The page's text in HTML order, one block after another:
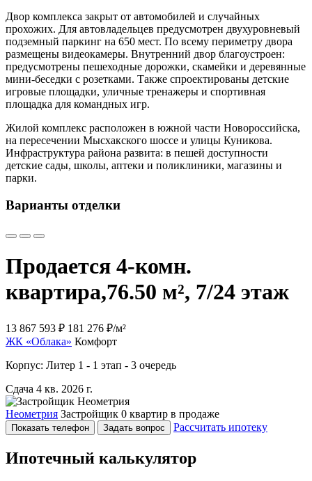
Двор комплекса закрыт от автомобилей и случайных
прохожих. Для автовладельцев предусмотрен двухуровневый
подземный паркинг на 650 мест. По всему периметру двора
размещены видеокамеры. Внутренний двор благоустроен:
предусмотрены пешеходные дорожки, скамейки и деревянные
мини-беседки с розетками. Также спроектированы детские
игровые площадки, уличные тренажеры и спортивная
площадка для командных игр.
Жилой комплекс расположен в южной части Новороссийска,
на пересечении Мысхакского шоссе и улицы Куникова.
Инфраструктура района развита: в пешей доступности
детские сады, школы, аптеки и поликлиники, магазины и
парки.
Варианты отделки
Продается 4-комн.
квартира,76.50 м², 7/24 этаж
13 867 593 ₽ 181 276 ₽/м²
ЖК «Облака» Комфорт
Корпус: Литер 1 - 1 этап - 3 очередь
Сдача 4 кв. 2026 г.
Неометрия Застройщик 0 квартир в продаже
Показать телефон Задать вопрос Рассчитать ипотеку
Ипотечный калькулятор